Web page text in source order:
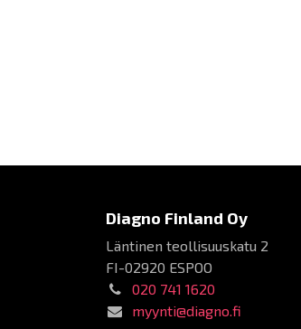
Diagno Finland Oy
Läntinen teollisuuskatu 2
FI-02920 ESPOO
020 741 1620
myynti@diagno.fi